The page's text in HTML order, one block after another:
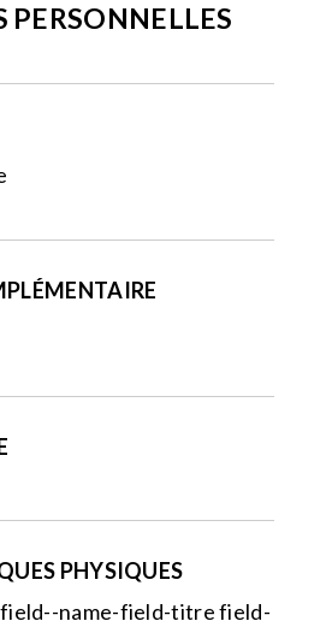
PERSONNELLES
PHYSIQUES
name-field-titre field-